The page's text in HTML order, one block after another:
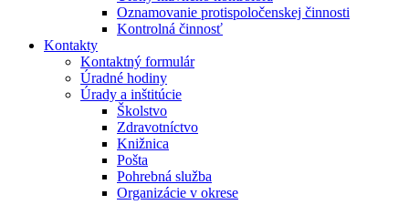
Oznamovanie protispoločenskej činnosti
Kontrolná činnosť
Kontakty
Kontaktný formulár
Úradné hodiny
Úrady a inštitúcie
Školstvo
Zdravotníctvo
Knižnica
Pošta
Pohrebná služba
Organizácie v okrese